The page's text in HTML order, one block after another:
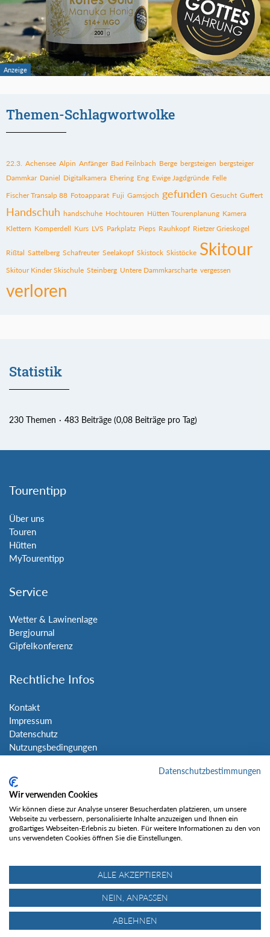
Themen-Schlagwortwolke
22.3. Achensee Alpin Anfänger Bad Feilnbach Berge bergsteigen bergsteiger
Dammkar Daniel Digitalkamera Ehering Eng Ewige Jagdgründe Felle
Fischer Transalp 88 Fotoapparat Fuji Gamsjoch gefunden Gesucht Guffert
Handschuh handschuhe Hochtouren Hütten Tourenplanung Kamera
Klettern Komperdell Kurs LVS Parkplatz Pieps Rauhkopf Rietzer Grieskogel
Rißtal Sattelberg Schafreuter Seelakopf Skistock Skistöcke Skitour
Skitour Kinder Skischule Steinberg Untere Dammkarscharte vergessen
verloren
Statistik
230 Themen 483 Beiträge (0,08 Beiträge pro Tag)
Tourentipp
Über uns
Touren
Hütten
MyTourentipp
Service
Wetter & Lawinenlage
Bergjournal
Gipfelkonferenz
Rechtliche Infos
Kontakt
Impressum
Datenschutz
Nutzungsbedingungen
Social Media
Gefällt mir
Datenschutzbestimmungen
Wir verwenden Cookies
Wir können diese zur Analyse unserer Besucherdaten platzieren, um unsere
Webseite zu verbessern, personalisierte Inhalte anzuzeigen und Ihnen ein
großartiges Webseiten-Erlebnis zu bieten. Für weitere Informationen zu den von
uns verwendeten Cookies öffnen Sie die Einstellungen.
ALLE AKZEPTIEREN
NEIN, ANPASSEN
ABLEHNEN